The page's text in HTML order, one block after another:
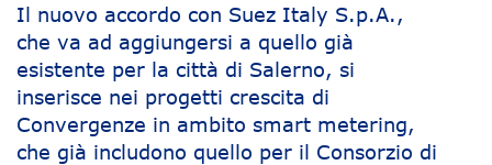
Il nuovo accordo con Suez Italy S.p.A.,
che va ad aggiungersi a quello già
esistente per la città di Salerno, si
inserisce nei progetti crescita di
Convergenze in ambito smart metering,
che già includono quello per il Consorzio di